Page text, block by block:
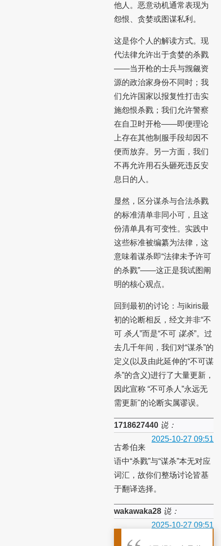
他人。恶意动机通常表现为
怨恨、贪婪或图谋私利。
这是你个人的解读方式。现
代法律允许出于贪婪的杀戮
——当开枪的士兵与觊觎资
源的政治家身份不同时；我
们允许国家以报复性打击实
施怨恨杀戮；我们允许警察
在自卫时开枪——即便理论
上存在其他制服手段却因不
便而放弃。另一方面，我们
不再允许用石头砸死违反安
息日的人。
显然，区分谋杀与合法杀戮
的标准清单非同小可，且这
份清单具有可变性。实践中
这些标准被编纂为法律，这
意味着谋杀即“法律未予许可
的杀戮”——这正是我试图阐
明的核心观点。
回到最初的讨论：与ikiris最
初的论断相反，经文并非“不
可 杀人”而是“不可 谋杀”。过
去几千年间，我们对“谋杀”的
定义(以及由此延伸的“不可谋
杀”的含义)进行了大量更新，
因此宣称 “不可杀人”永远无
需更新"的论断实属谬误。
1718627440说：
2025-10-27 09:51
古希伯来
语中“杀戮”与“谋杀”本无对应
词汇，故你们整场讨论皆基
于翻译选择。
wakawaka28说：
2025-10-27 09:51